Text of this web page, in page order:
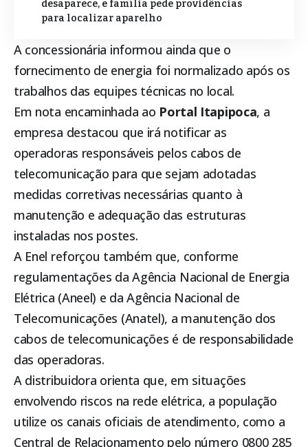
desaparece, e família pede providências
para localizar aparelho
A concessionária informou ainda que o
fornecimento de energia foi normalizado após os
trabalhos das equipes técnicas no local.
Em nota encaminhada ao Portal Itapipoca, a
empresa destacou que irá notificar as
operadoras responsáveis pelos cabos de
telecomunicação para que sejam adotadas
medidas corretivas necessárias quanto à
manutenção e adequação das estruturas
instaladas nos postes.
A Enel reforçou também que, conforme
regulamentações da Agência Nacional de Energia
Elétrica (Aneel) e da Agência Nacional de
Telecomunicações (Anatel), a manutenção dos
cabos de telecomunicações é de responsabilidade
das operadoras.
A distribuidora orienta que, em situações
envolvendo riscos na rede elétrica, a população
utilize os canais oficiais de atendimento, como a
Central de Relacionamento pelo número 0800 285